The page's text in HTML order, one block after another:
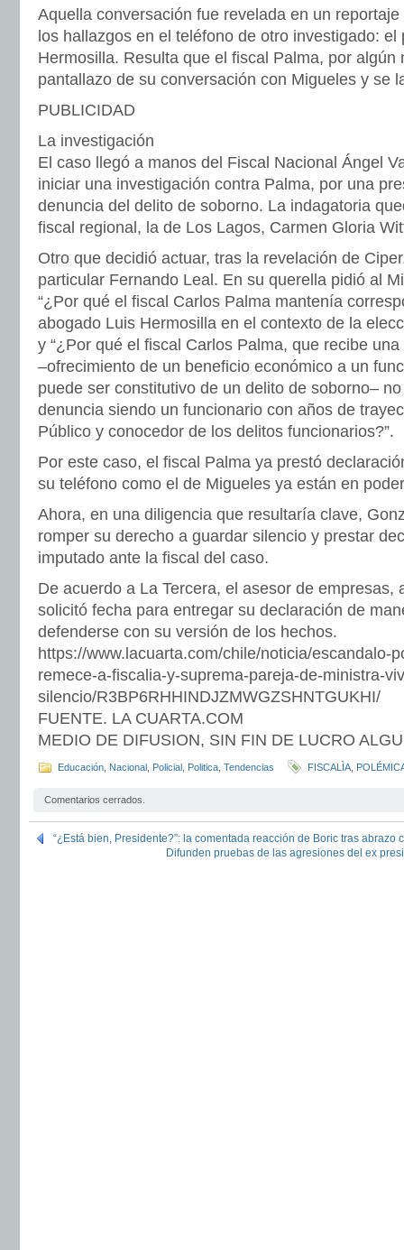
Aquella conversación fue revelada en un
los hallazgos en el teléfono de otro investigado:
Hermosilla. Resulta que el fiscal Palma, por algún
pantallazo de su conversación con Migueles y se
PUBLICIDAD
La investigación
El caso llegó a manos del Fiscal Nacional Ángel
iniciar una investigación contra Palma, por una
denuncia del delito de soborno. La indagatoria
fiscal regional, la de Los Lagos, Carmen Gloria
Otro que decidió actuar, tras la revelación de
particular Fernando Leal. En su querella pidió al
“¿Por qué el fiscal Carlos Palma mantenía
abogado Luis Hermosilla en el contexto de la
y “¿Por qué el fiscal Carlos Palma, que recibe
–ofrecimiento de un beneficio económico a un
puede ser constitutivo de un delito de soborno–
denuncia siendo un funcionario con años de
Público y conocedor de los delitos funcionarios?”.
Por este caso, el fiscal Palma ya prestó
su teléfono como el de Migueles ya están en
Ahora, en una diligencia que resultaría clave,
romper su derecho a guardar silencio y prestar
imputado ante la fiscal del caso.
De acuerdo a La Tercera, el asesor de empresas,
solicitó fecha para entregar su declaración de
defenderse con su versión de los hechos.
https://www.lacuarta.com/chile/noticia/escandalo-
remece-a-fiscalia-y-suprema-pareja-de-ministra-
silencio/R3BP6RHHINDJZMWGZSHNTGUKHI/
FUENTE. LA CUARTA.COM
MEDIO DE DIFUSION, SIN FIN DE LUCRO
Educación Nacional Policial Politica Tendencias FISCALÌA
Comentarios cerrados.
“¿Está bien, Presidente?”: la comentada reacción de Boric tras abrazo
Difunden pruebas de las agresiones del ex